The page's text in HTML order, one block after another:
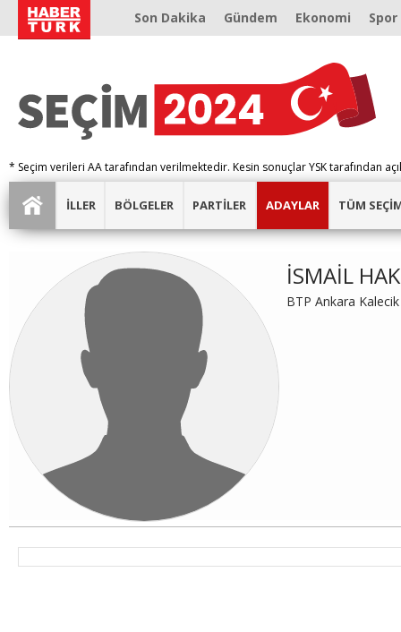
Son Dakika Gündem Ekonomi Spor
* Seçim verileri AA tarafından verilmektedir. Kesin sonuçlar YSK tarafından
İLLER BÖLGELER PARTİLER ADAYLAR TÜM
İSMAİL
BTP Ankara